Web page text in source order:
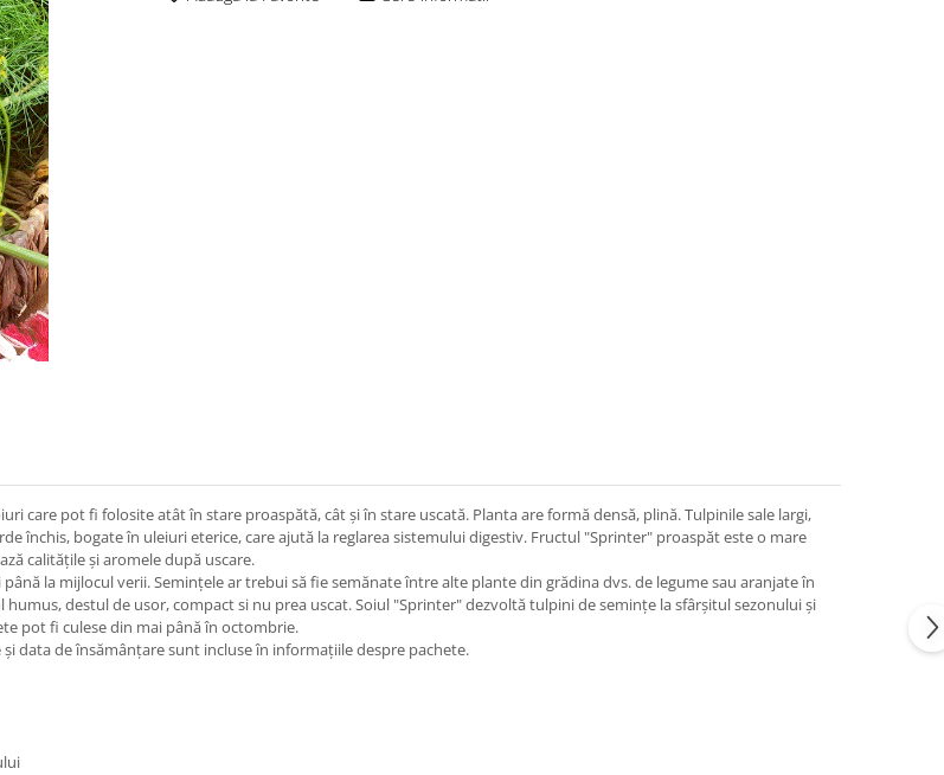
care pot fi folosite atât în stare proaspătă, cât și în stare uscată. Planta are formă densă, plină. Tulpinile sale largi,
închis, bogate în uleiuri eterice, care ajută la reglarea sistemului digestiv. Fructul "Sprinter" proaspăt este o mare
calitățile și aromele după uscare.
la mijlocul verii. Semințele ar trebui să fie semănate între alte plante din grădina dvs. de legume sau aranjate în
destul de usor, compact si nu prea uscat. Soiul "Sprinter" dezvoltă tulpini de semințe la sfârșitul sezonului și
pot fi culese din mai până în octombrie.
data de însămânțare sunt incluse în informațiile despre pachete.